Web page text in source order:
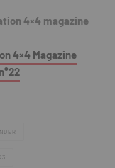
4×4 magazine
4×4 Magazine